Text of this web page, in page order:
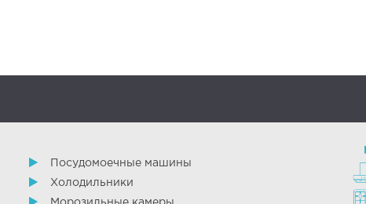
Посудомоечные машины
Холодильники